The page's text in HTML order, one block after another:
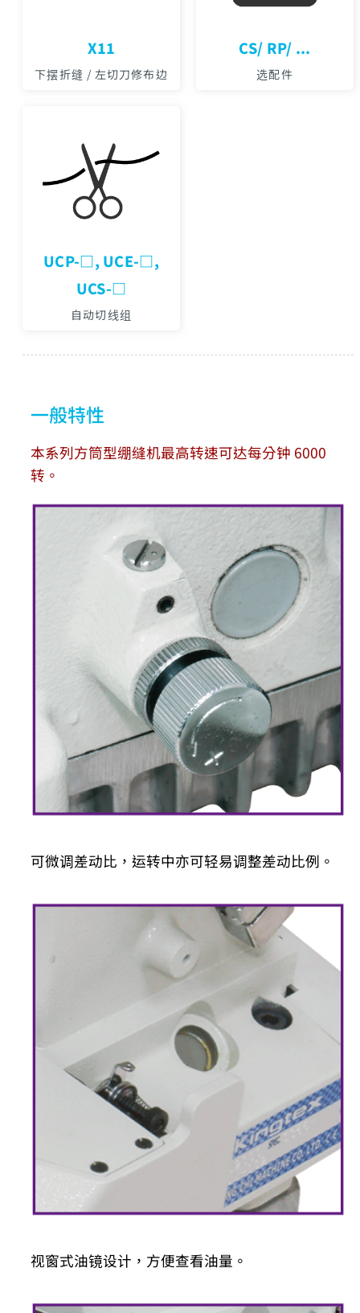
X11
下摆折缝 / 左切刀修布边
CS/ RP/ ...
选配件
UCP-□, UCE-□,
UCS-□
自动切线组
一般特性
本系列方筒型绷缝机最高转速可达每分钟 6000
转。
可微调差动比，运转中亦可轻易调整差动比例。
视窗式油镜设计，方便查看油量。